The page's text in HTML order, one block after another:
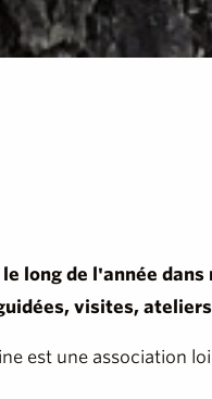
long de l'année
visites,
est une association